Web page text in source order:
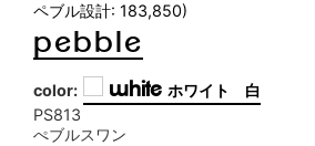
ペブル設計: 183,850)
pebble
color: white ホワイト 白
PS813
ぺブルスワン